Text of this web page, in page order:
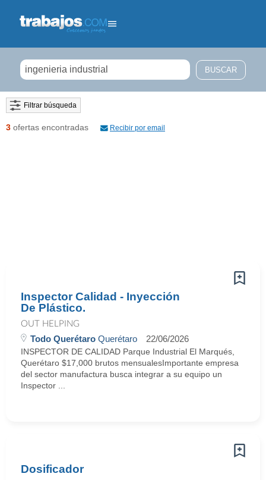
Filtrar búsqueda
3 ofertas encontradas Recibir por email
Inspector Calidad - Inyección
De Plástico.
OUT HELPING
Todo Querétaro Querétaro 22/06/2026
INSPECTOR DE CALIDAD Parque Industrial El Marqués,
Querétaro $17,000 brutos mensualesImportante empresa
del sector manufactura busca integrar a su equipo un
Inspector ...
Dosificador